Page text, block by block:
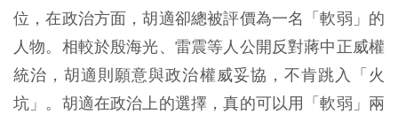
位，在政治方面，胡適卻總被評價為一名「軟弱」的
人物。相較於殷海光、雷震等人公開反對蔣中正威權
統治，胡適則願意與政治權威妥協，不肯跳入「火
坑」。胡適在政治上的選擇，真的可以用「軟弱」兩